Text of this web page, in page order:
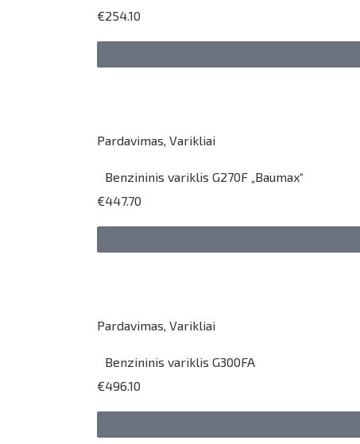
€254.10
Pardavimas Varikliai
Benzininis variklis G270F „Baumax“
€447.70
Pardavimas Varikliai
Benzininis variklis G300FA
€496.10